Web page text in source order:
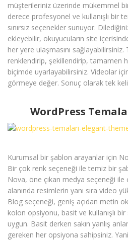
müşterileriniz üzerinde mükemmel
derece profesyonel ve kullanışlı bir
sınırsız seçenekler sunuyor.
ekleyebilir, okuyucuların site
her yere ulaşmasını sağlayabilirsiniz.
renklendirip, şekillendirip, tamamen
biçimde uyarlayabilirsiniz. Videolar
görmeye değer. Sonuç olarak tek
WordPress
Kurumsal bir şablon arayanlar için
Bir çok renk seçeneği ile temiz bir
Nova, öne çıkan medya seçeneği
alanında resimlerin yanı sıra video
Blog seçeneği, geniş açıdan metin
kolon opsiyonu, basit ve kullanışlı
uygun. Basit derken sakın yanlış
gereken her opsiyona sahipsiniz.